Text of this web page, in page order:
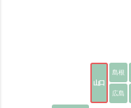
山口
島根
広島